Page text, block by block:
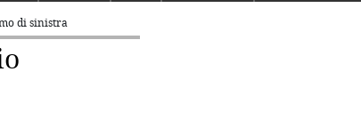
di sinistra